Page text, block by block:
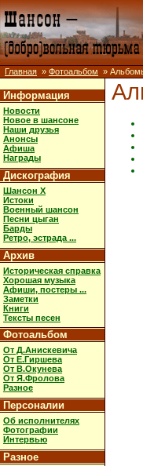
Главная » Фотоальбом »
Информация
Новости
Новое в шансоне
Наши друзья
Анонсы
Афиша
Награды
Дискография
Шансон X
Истоки
Военный шансон
Песни цыган
Барды
Ретро, эстрада ...
Архив
Историческая справка
Хорошая музыка
Афиши, постеры ...
Заметки
Книги
Тексты песен
Фотоальбом
От Д.Анискевича
От Е.Гиршева
От В.Окунева
От Я.Фролова
Разное
Персоналии
Об исполнителях
Фотографии
Интервью
Разное